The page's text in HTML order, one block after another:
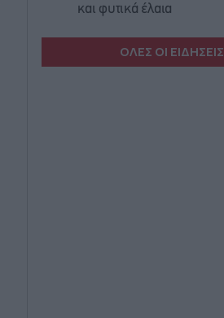
και φυτικά έλαια
ΟΛΕΣ ΟΙ ΕΙΔΗΣΕΙΣ